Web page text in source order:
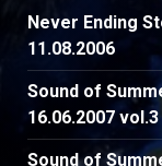
Never Ending
11.08.2006
Sound of
16.06.2007 vol.3
Sound of